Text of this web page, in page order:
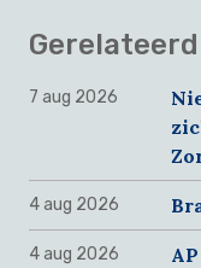
7 aug 2026
4 aug 2026
4 aug 2026